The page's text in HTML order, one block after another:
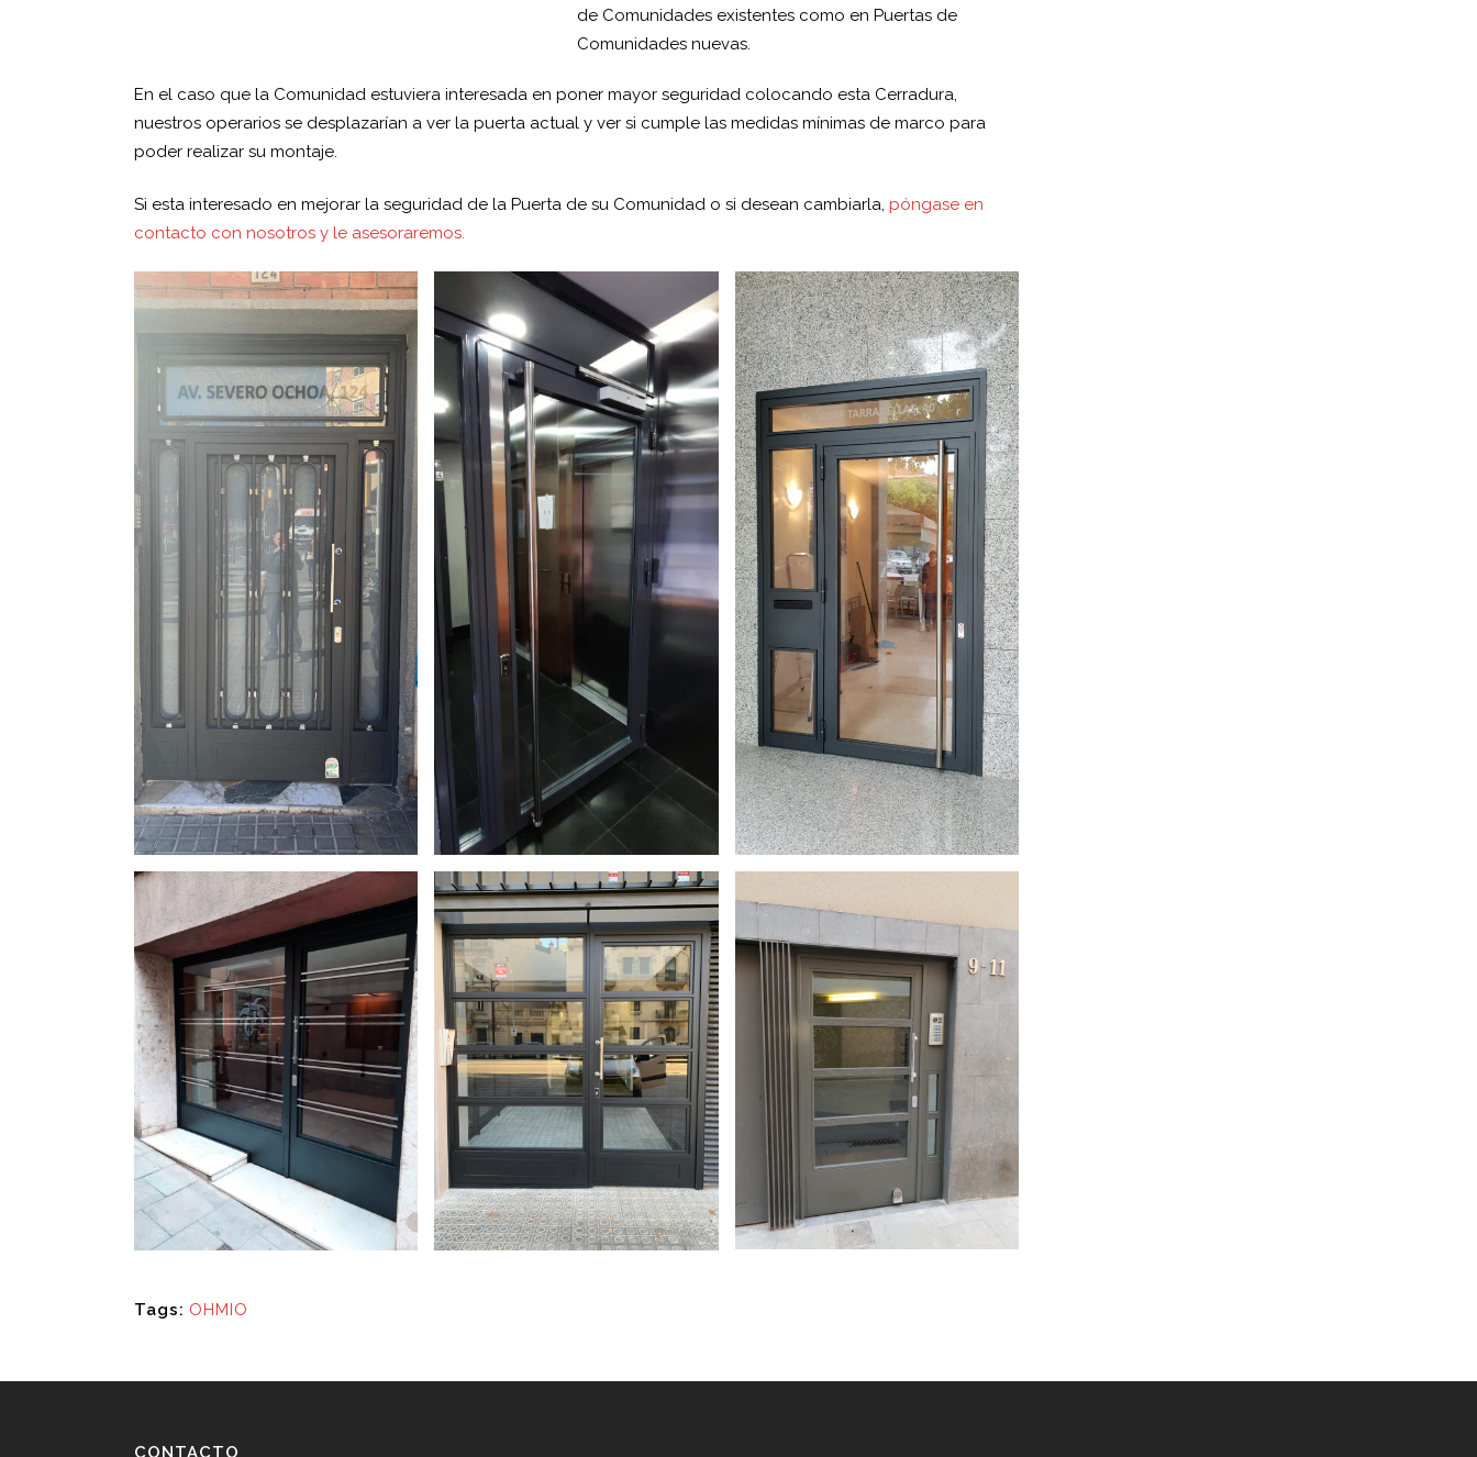
de Comunidades existentes como en Puertas de
Comunidades nuevas.
En el caso que la Comunidad estuviera interesada en poner mayor seguridad colocando esta Cerradura,
nuestros operarios se desplazarían a ver la puerta actual y ver si cumple las medidas mínimas de marco para
poder realizar su montaje.
Si esta interesado en mejorar la seguridad de la Puerta de su Comunidad o si desean cambiarla, póngase en
contacto con nosotros y le asesoraremos.
Tags: OHMIO
CONTACTO